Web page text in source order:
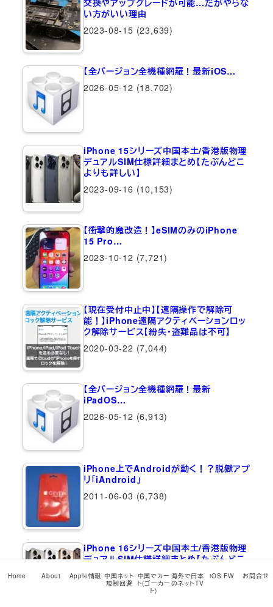
交換やアップグレードが可能…だがやらな
い方がいい理由
2023-08-15 (23,639)
【全バージョン全機種網羅！最新iOS…
2026-05-12 (18,702)
iPhone 15シリーズ中国本土/香港版物理
デュアルSIM仕様詳細まとめ【たぶんどこ
よりも詳しい】
2023-09-16 (10,153)
【衝撃的魔改造！】eSIMのみのiPhone
15 Pro…
2023-10-12 (7,721)
【現在受付中止中】【遠隔操作で解除可
能！】iPhone遠隔アクティベーションロッ
ク解除サービス【紛失・盗難品は不可】
2020-03-22 (7,044)
【全バージョン全機種網羅！最新
iPadOS…
2026-05-12 (6,913)
iPhone上でAndroidが動く！？脱獄アプ
リ「iAndroid」
2011-06-03 (6,738)
iPhone 16シリーズ中国本土/香港版物理
デュアルSIM仕様詳細まとめ【たぶんどこ
よりも詳しい】
2024-09-10 (5,914)
Home About Apple情報 中国ネット
規制回避
中国でカー
ト(ゴーカー
ト)
海外で日本
のネットTV
iOS FW お問合せ